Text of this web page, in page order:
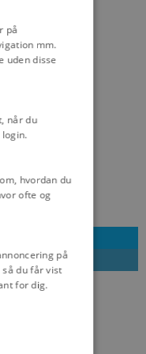
på
mm.
uden disse
når du
hvordan du
ofte og
på
du får vist
for dig.